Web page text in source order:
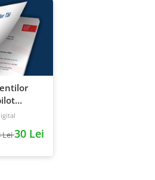
Lei30 Lei